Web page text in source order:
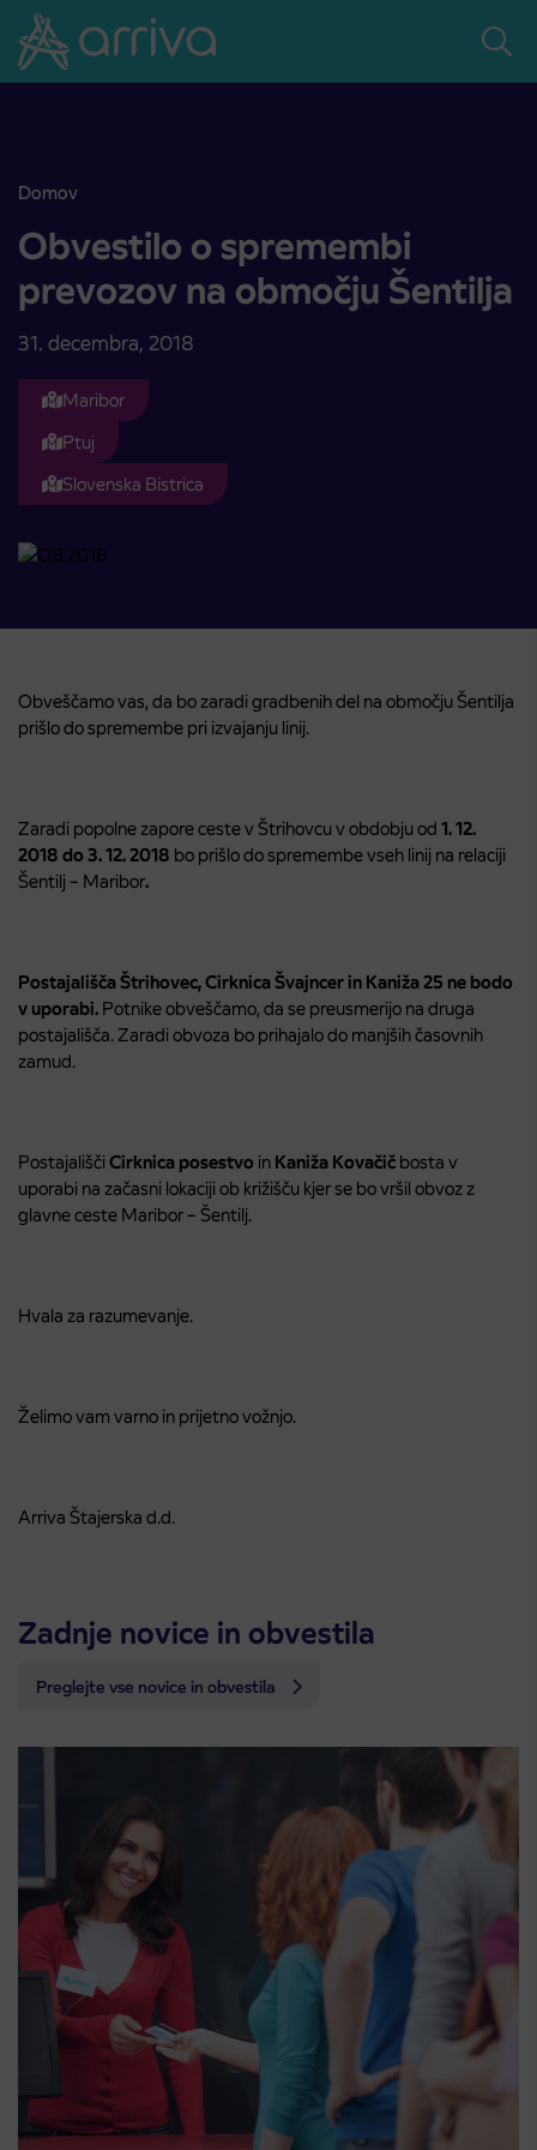
Skoči na vsebino
Domov
Obvestilo o spremembi prevozov na območju Šentilja
Obvestilo o spremembi
prevozov na območju Šentilja
31. decembra, 2018
Maribor
Ptuj
Slovenska Bistrica
Obveščamo vas, da bo zaradi gradbenih del na območju Šentilja
prišlo do spremembe pri izvajanju linij.
Zaradi popolne zapore ceste v Štrihovcu v obdobju od 1. 12.
2018 do 3. 12. 2018 bo prišlo do spremembe vseh linij na relaciji
Šentilj – Maribor.
Postajališča Štrihovec, Cirknica Švajncer in Kaniža 25 ne bodo
v uporabi. Potnike obveščamo, da se preusmerijo na druga
postajališča. Zaradi obvoza bo prihajalo do manjših časovnih
zamud.
PostajališčiCirknica posestvo in Kaniža Kovačič bosta v
uporabi na začasni lokaciji ob križišču kjer se bo vršil obvoz z
glavne ceste Maribor – Šentilj.
Hvala za razumevanje.
Želimo vam varno in prijetno vožnjo.
Arriva Štajerska d.d.
Zadnje novice in obvestila
Preglejte vse novice in obvestila